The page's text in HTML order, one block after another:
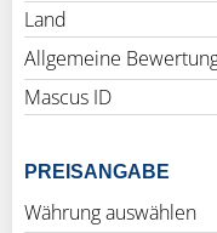
Land
Allgemeine
Mascus ID
PREISANGABE
Währung auswählen